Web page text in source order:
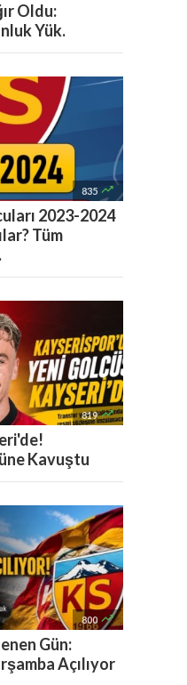
Oldu:
Yük.
835 
2023-2024
Tüm
819 
Kavuştu
800 
Gün:
Açılıyor